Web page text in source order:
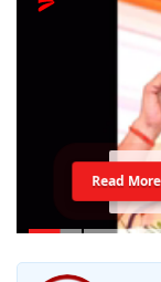
Read More